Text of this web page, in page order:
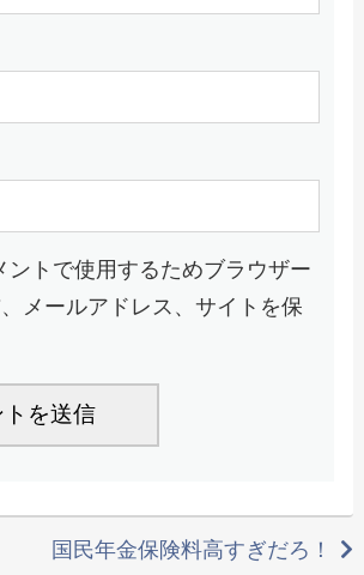
ントで使用するためブラウザー
メールアドレス、サイトを保
国民年金保険料高すぎだろ！